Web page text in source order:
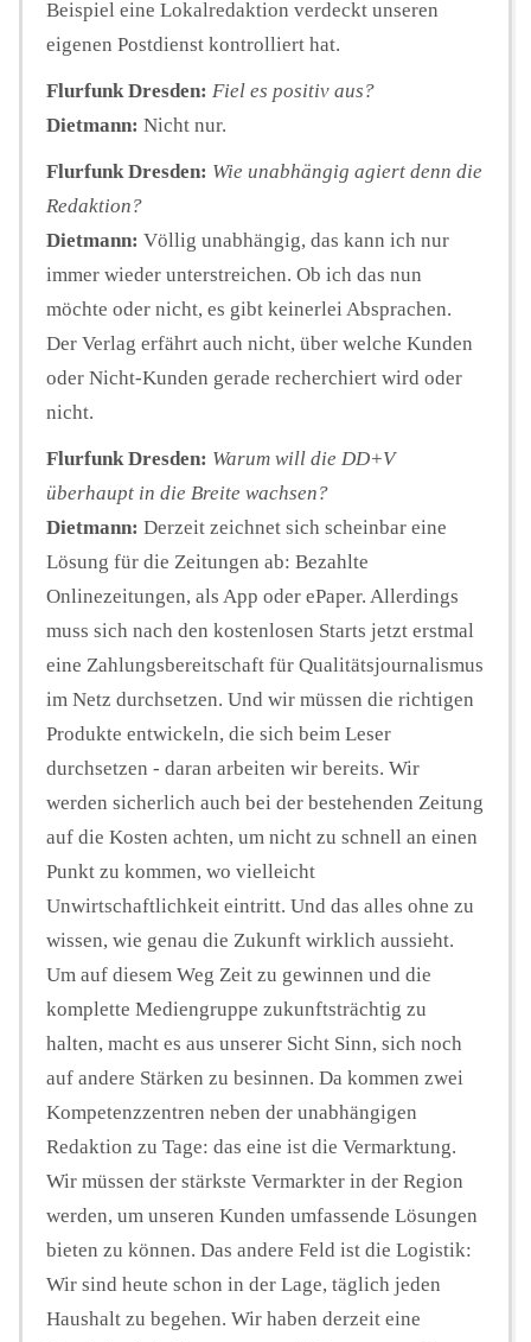
Beispiel eine Lokalredaktion verdeckt unseren
eigenen Postdienst kontrolliert hat.
Flurfunk Dresden: Fiel es positiv aus?
Dietmann: Nicht nur.
Flurfunk Dresden: Wie unabhängig agiert denn die
Redaktion?
Dietmann: Völlig unabhängig, das kann ich nur
immer wieder unterstreichen. Ob ich das nun
möchte oder nicht, es gibt keinerlei Absprachen.
Der Verlag erfährt auch nicht, über welche Kunden
oder Nicht-Kunden gerade recherchiert wird oder
nicht.
Flurfunk Dresden: Warum will die DD+V
überhaupt in die Breite wachsen?
Dietmann: Derzeit zeichnet sich scheinbar eine
Lösung für die Zeitungen ab: Bezahlte
Onlinezeitungen, als App oder ePaper. Allerdings
muss sich nach den kostenlosen Starts jetzt erstmal
eine Zahlungsbereitschaft für Qualitätsjournalismus
im Netz durchsetzen. Und wir müssen die richtigen
Produkte entwickeln, die sich beim Leser
durchsetzen - daran arbeiten wir bereits. Wir
werden sicherlich auch bei der bestehenden Zeitung
auf die Kosten achten, um nicht zu schnell an einen
Punkt zu kommen, wo vielleicht
Unwirtschaftlichkeit eintritt. Und das alles ohne zu
wissen, wie genau die Zukunft wirklich aussieht.
Um auf diesem Weg Zeit zu gewinnen und die
komplette Mediengruppe zukunftsträchtig zu
halten, macht es aus unserer Sicht Sinn, sich noch
auf andere Stärken zu besinnen. Da kommen zwei
Kompetenzzentren neben der unabhängigen
Redaktion zu Tage: das eine ist die Vermarktung.
Wir müssen der stärkste Vermarkter in der Region
werden, um unseren Kunden umfassende Lösungen
bieten zu können. Das andere Feld ist die Logistik:
Wir sind heute schon in der Lage, täglich jeden
Haushalt zu begehen. Wir haben derzeit eine